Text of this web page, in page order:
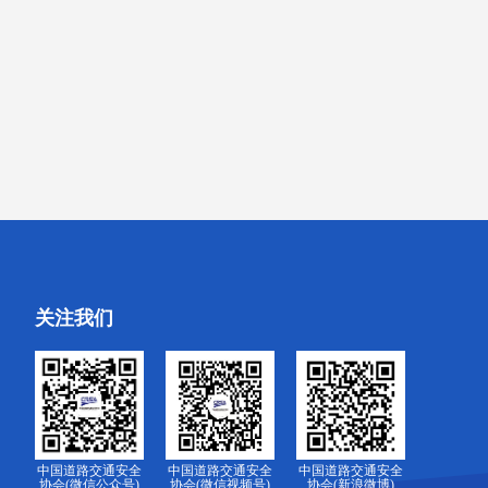
关注我们
中国道路交通安全
协会(微信公众号)
中国道路交通安全
协会(微信视频号)
中国道路交通安全
协会(新浪微博)